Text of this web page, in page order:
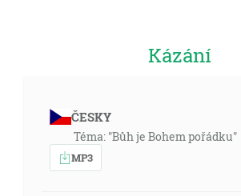
Kázání
ČESKY
Téma: "Bůh je Bohem pořádku"
MP3